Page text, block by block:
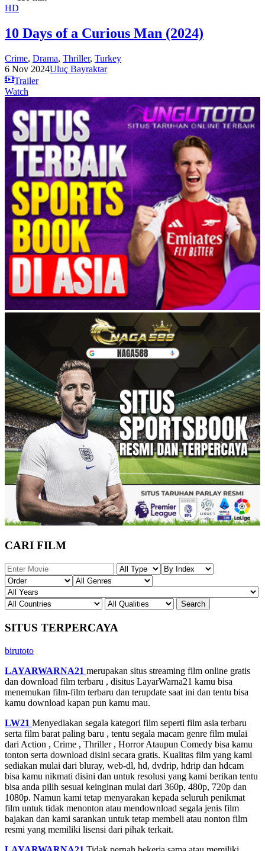
HD
10 Days of a Curious Man (2024)
Crime, Drama, Thriller, Turkey
6 Nov 2024Uluç Bayraktar
Trailer
Watch
CARI FILM
SITUS TERPERCAYA
birutoto
LAYARWARNA21 merupakan situs streaming film online gratis
dan download film terbaru , disitus LayarWarna21 kamu bisa
menemukan film-film terbaru dan terupdate saat ini dan tentu bisa
kamu download kapan pun kamu mau.
LW21 Menyediakan segala kategori film seperti film asia terbaru
serta film barat paling baru , tentu segala macam genre film mulai
dari Action , Crime , Thriller , Horror Ataupun Comedy bisa kamu
tonton serta download disini secara gratis. Kualitas film yang kami
sediakan mulai dari bluray, web-dl, hd, dvdrip, hdrip dan hdcam
bisa kamu nikmati disini dan untuk resolusi yang kami berikan tentu
bisa anda pilih sesuai keinginan mulai dari 360p, 480p, 720p dan
1080p. Namun kami tetap menyarakan kepada seluruh penikmat
film untuk tidak menonton atau mendownload segala jenis film
bajakan dan kami sarankan untuk tetap membeli atau nonton film
resmi yang memiliki lisensi dari pihak terkait.